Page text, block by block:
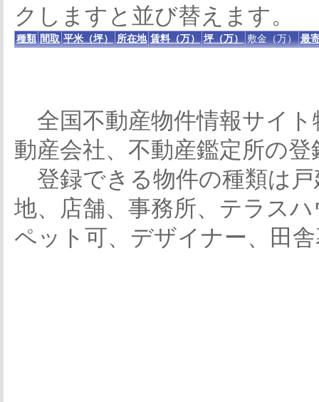
クしますと並び替えます。
種類 間取 平米（坪） 所在地 賃料（万） 坪（万） 敷金（万） 最
全国不動産物件情報サイト
動産会社、不動産鑑定所の
登録できる物件の種類は
地、店舗、事務所、テラス
ペット可、デザイナー、田